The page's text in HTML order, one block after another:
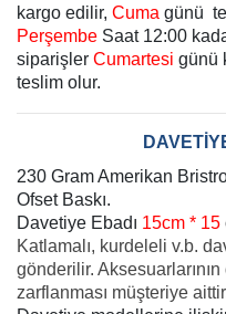
kargo edilir, Cuma günü
Perşembe Saat 12:00
siparişler Cumartesi günü
teslim olur.
230 Gram Amerikan
Ofset Baskı.
Davetiye Ebadı 15cm * 15
Katlamalı, kurdeleli v.b.
gönderilir.
zarflanması müşteriye